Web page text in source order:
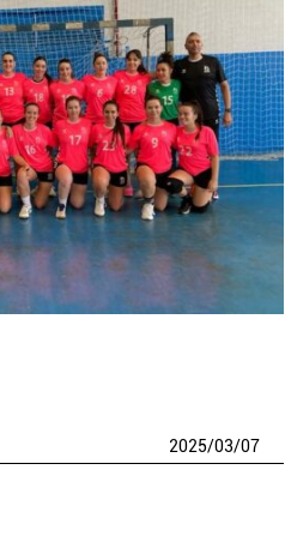
2025/03/07